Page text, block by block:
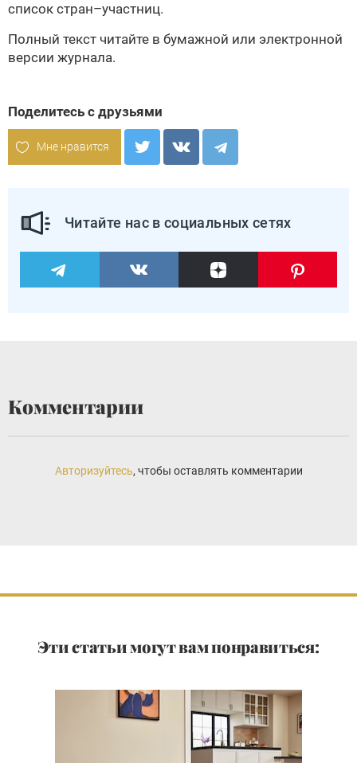
список стран–участниц.
Полный текст читайте в бумажной или электронной
версии журнала.
Поделитесь с друзьями
Мне нравится
Читайте нас в социальных сетях
Комментарии
Авторизуйтесь, чтобы оставлять комментарии
Эти статьи могут вам понравиться: